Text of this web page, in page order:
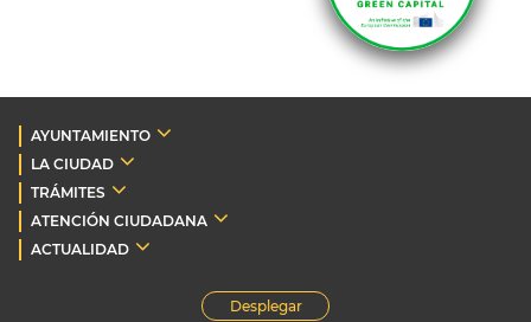
AYUNTAMIENTO
LA CIUDAD
TRÁMITES
ATENCIÓN CIUDADANA
ACTUALIDAD
Desplegar